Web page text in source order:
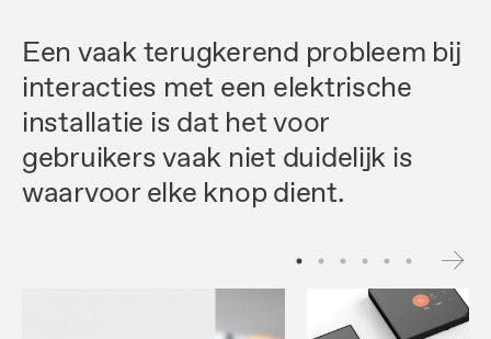
Een vaak terugkerend probleem bij
interacties met een elektrische
installatie is dat het voor
gebruikers vaak niet duidelijk is
waarvoor elke knop dient.